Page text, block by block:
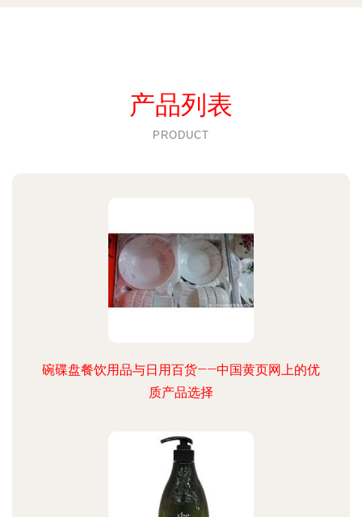
产品列表
PRODUCT
碗碟盘餐饮用品与日用百货——中国黄页网上的优
质产品选择